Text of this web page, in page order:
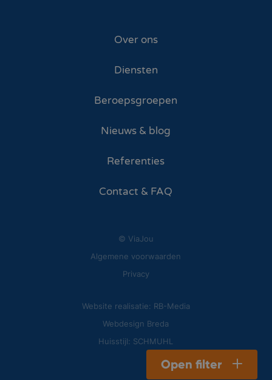
Open filter
Over ons
Diensten
Beroepsgroepen
Nieuws & blog
Referenties
Contact & FAQ
© ViaJou
Algemene voorwaarden
Privacy
Website realisatie: RB-Media
Webdesign Breda
Huisstijl: SCHMUHL